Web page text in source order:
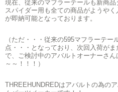
現在、従来のマフラーテールも新商
スパイダー用も全ての商品がようや
が即納可能となっております。
（ただ・・・従来の595マフラーテ
点・・・となっており、次回入荷が
で、ご検討中のアバルトオーナーさ
～～！！！）
THREEHUNDREDはアバルトの為の